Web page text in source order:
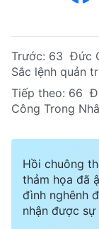
Trước: 63 Đức
Sắc lệnh quản
Tiếp theo: 66
Công Trong
Hồi chuông
thảm họa đã
đình nghênh
nhận được sự